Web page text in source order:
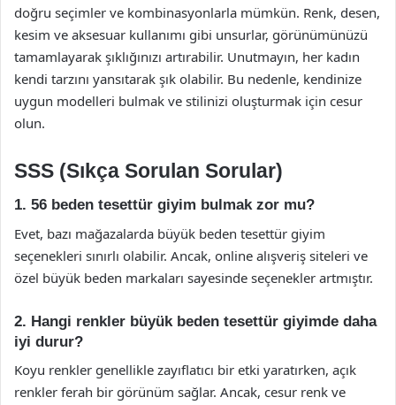
doğru seçimler ve kombinasyonlarla mümkün. Renk, desen,
kesim ve aksesuar kullanımı gibi unsurlar, görünümünüzü
tamamlayarak şıklığınızı artırabilir. Unutmayın, her kadın
kendi tarzını yansıtarak şık olabilir. Bu nedenle, kendinize
uygun modelleri bulmak ve stilinizi oluşturmak için cesur
olun.
SSS (Sıkça Sorulan Sorular)
1. 56 beden tesettür giyim bulmak zor mu?
Evet, bazı mağazalarda büyük beden tesettür giyim
seçenekleri sınırlı olabilir. Ancak, online alışveriş siteleri ve
özel büyük beden markaları sayesinde seçenekler artmıştır.
2. Hangi renkler büyük beden tesettür giyimde daha
iyi durur?
Koyu renkler genellikle zayıflatıcı bir etki yaratırken, açık
renkler ferah bir görünüm sağlar. Ancak, cesur renk ve